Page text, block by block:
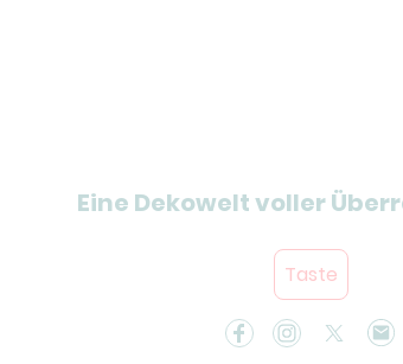
Eine Dekowelt voller
Taste